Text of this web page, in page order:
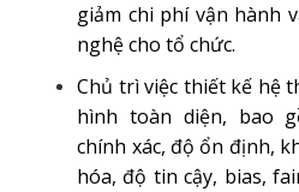
giảm chi phí vận hành
nghệ cho tổ chức.
Chủ trì việc thiết kế hệ
hình toàn diện, bao
chính xác, độ ổn định,
hóa, độ tin cậy, bias,